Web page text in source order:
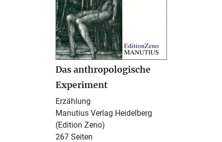
Das anthropologische
Experiment
Erzählung
Manutius Verlag Heidelberg
(Edition Zeno)
267 Seiten